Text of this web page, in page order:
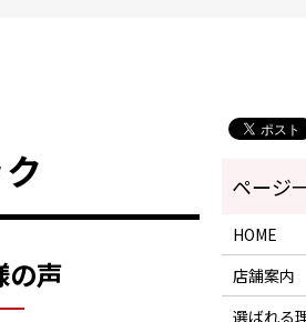
の声
HOME
店舗案内
選ばれる